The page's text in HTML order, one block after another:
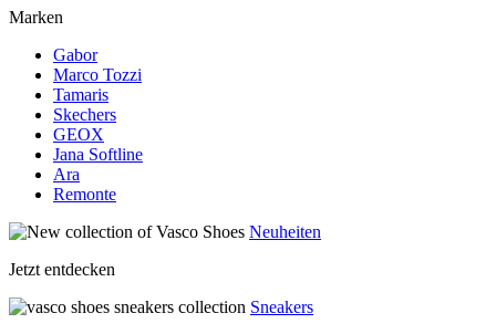
Marken
Gabor
Marco Tozzi
Tamaris
Skechers
GEOX
Jana Softline
Ara
Remonte
Neuheiten
Jetzt entdecken
Sneakers